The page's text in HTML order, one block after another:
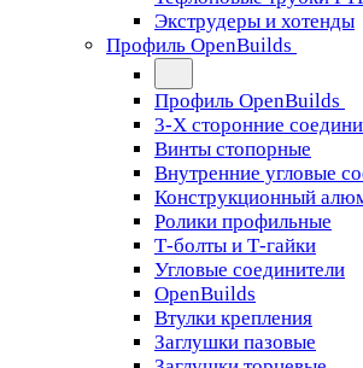
Экструдеры и хотенды
Профиль OpenBuilds
Профиль OpenBuilds
3-Х сторонние
Винты стопорные
Внутренние угловые
Конструкционный
Ролики профильные
Т-болты и Т-гайки
Угловые соединители
OpenBuilds
Втулки крепления
Заглушки пазовые